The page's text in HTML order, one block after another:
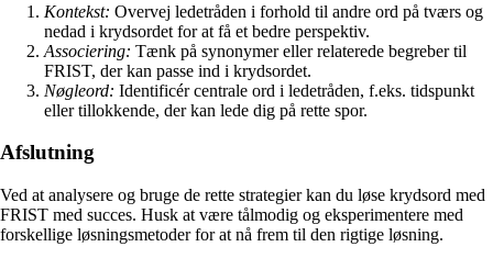
Kontekst: Overvej ledetråden i forhold til andre ord på tværs og
nedad i krydsordet for at få et bedre perspektiv.
Associering: Tænk på synonymer eller relaterede begreber til
FRIST, der kan passe ind i krydsordet.
Nøgleord: Identificér centrale ord i ledetråden, f.eks. tidspunkt
eller tillokkende, der kan lede dig på rette spor.
Afslutning
Ved at analysere og bruge de rette strategier kan du løse krydsord med
FRIST med succes. Husk at være tålmodig og eksperimentere med
forskellige løsningsmetoder for at nå frem til den rigtige løsning.